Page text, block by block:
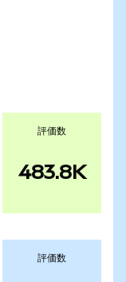
評価数
483.8K
評価数